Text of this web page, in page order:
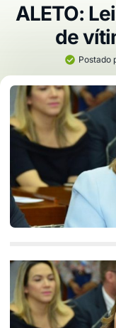
ALETO:
de
Postado